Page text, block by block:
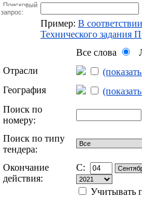
Поисковый
запрос:
Пример: В
Технического задания
Все слова
Отрасли
География
Поиск по
номеру:
Поиск по типу
тендера:
Окончание
действия:
C:
Учитывать